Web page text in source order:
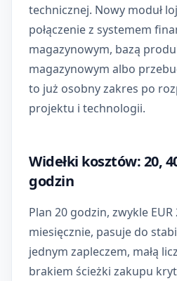
technicznej. Nowy moduł
połączenie z systemem
magazynowym, bazą
magazynowym albo
to już osobny zakres po
projektu i technologii.
Widełki kosztów: 20,
godzin
Plan 20 godzin, zwykle EUR
miesięcznie, pasuje do
jednym zapleczem, małą
brakiem ścieżki zakupu